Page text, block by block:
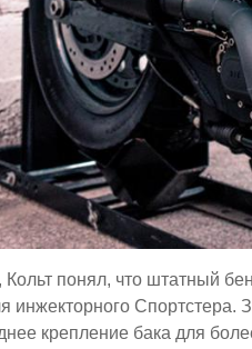
Кольт понял, что штатный
инжекторного Спортстера.
крепление бака для